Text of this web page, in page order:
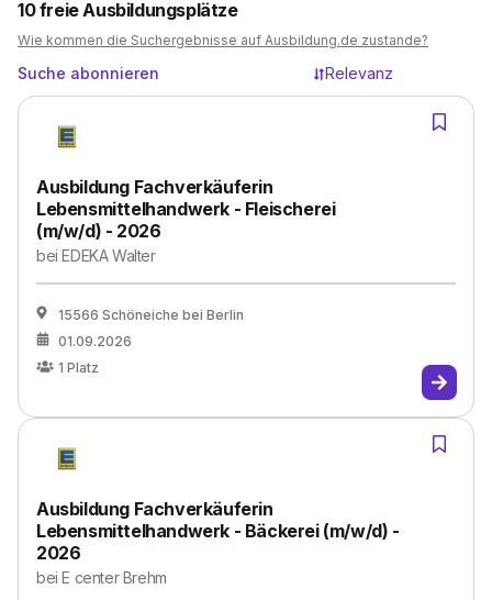
10freie Ausbildungsplätze
Wie kommen die Suchergebnisse auf Ausbildung.de zustande?
Suche abonnieren Relevanz
Ausbildung Fachverkäuferin
Lebensmittelhandwerk - Fleischerei
(m/w/d) - 2026
beiEDEKA Walter
15566 Schöneiche bei Berlin
01.09.2026
1 Platz
Ausbildung Fachverkäuferin
Lebensmittelhandwerk - Bäckerei (m/w/d) -
2026
beiE center Brehm